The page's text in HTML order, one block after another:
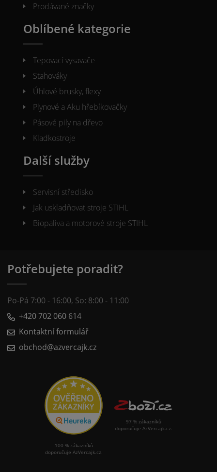
Prodávané značky
Oblíbené kategorie
Tepovací vysavače
Stahováky
Úhlové brusky, flexy
Plynové a Aku hřebíkovačky
Pásové pily na dřevo
Kladkostroje
Další služby
Servisní středisko
Jak uskladňovat stroje STIHL
Biopaliva a motorové stroje STIHL
Potřebujete poradit?
Po-Pá 7:00 - 16:00, So: 8:00 - 11:00
+420 702 060 614
Kontaktní formulář
obchod@azvercajk.cz
100 % zákazníků
doporučuje AzVercajk.cz.
97 % zákazníků
doporučuje AzVercajk.cz.